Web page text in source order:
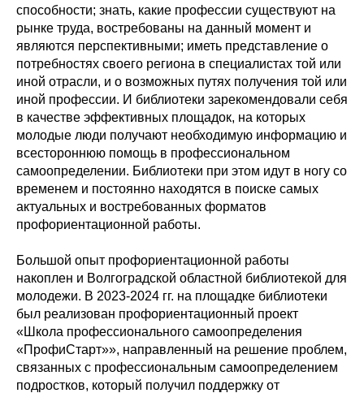
способности; знать, какие профессии существуют на
рынке труда, востребованы на данный момент и
являются перспективными; иметь представление о
потребностях своего региона в специалистах той или
иной отрасли, и о возможных путях получения той или
иной профессии. И библиотеки зарекомендовали себя
в качестве эффективных площадок, на которых
молодые люди получают необходимую информацию и
всестороннюю помощь в профессиональном
самоопределении. Библиотеки при этом идут в ногу со
временем и постоянно находятся в поиске самых
актуальных и востребованных форматов
профориентационной работы.
Большой опыт профориентационной работы
накоплен и Волгоградской областной библиотекой для
молодежи. В 2023-2024 гг. на площадке библиотеки
был реализован профориентационный проект
«Школа профессионального самоопределения
«ПрофиСтарт»», направленный на решение проблем,
связанных с профессиональным самоопределением
подростков, который получил поддержку от